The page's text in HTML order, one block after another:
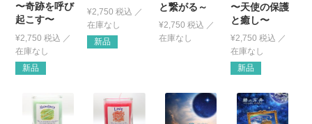
〜奇跡を呼び
起こす〜
¥2,750 税込
新品
¥2,750 税込
新品
と繋がる～
¥2,750 税込
〜天使の保護
と癒し〜
¥2,750 税込
新品